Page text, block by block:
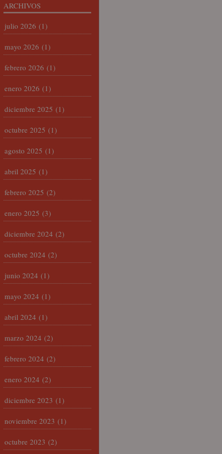
ARCHIVOS
julio 2026 (1)
mayo 2026 (1)
febrero 2026 (1)
enero 2026 (1)
diciembre 2025 (1)
octubre 2025 (1)
agosto 2025 (1)
abril 2025 (1)
febrero 2025 (2)
enero 2025 (3)
diciembre 2024 (2)
octubre 2024 (2)
junio 2024 (1)
mayo 2024 (1)
abril 2024 (1)
marzo 2024 (2)
febrero 2024 (2)
enero 2024 (2)
diciembre 2023 (1)
noviembre 2023 (1)
octubre 2023 (2)